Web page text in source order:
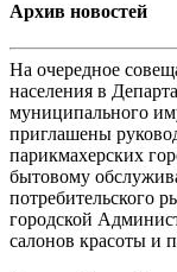
Архив новостей
На очередное
населения в
муниципального
приглашены
парикмахерских
бытовому
потребительского
городской
салонов красоты и